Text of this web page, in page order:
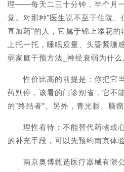
理——每天二三十分钟，半个月
觉。对那种"医生说不至于住院
直加药"的人，它属于锦上添花
上托一托，睡眠质量、头昏紧绷
弱家庭干预方法_神经衰弱为什
性价比高的前提是：你把它
药别停，该看的门诊别省，它不
的"终结者"。另外，青光眼、脑
理性看待：不能替代药物或
的补充手段，可以先预约南京体
南京奥博甄选医疗器械有限